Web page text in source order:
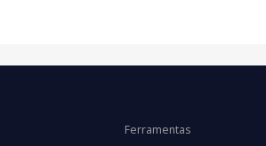
Ferramentas